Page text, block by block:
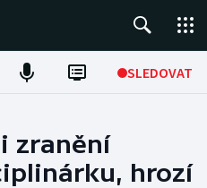
SLEDOVAT
zranění
hrozí